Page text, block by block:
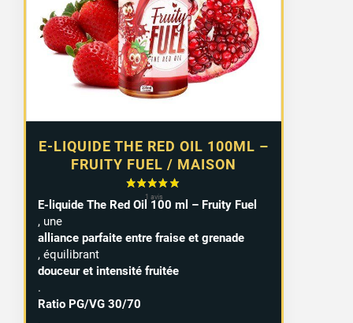
E-LIQUIDE THE RED OIL 100ML –
FRUITY FUEL / MAISON
E-liquide The Red Oil 100 ml – Fruity Fuel
, une
alliance parfaite entre fraise et grenade
, équilibrant
douceur et intensité fruitée
.
Ratio PG/VG 30/70